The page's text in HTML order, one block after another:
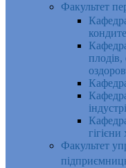
Факультет
плодів,
Кафедра
Факультет